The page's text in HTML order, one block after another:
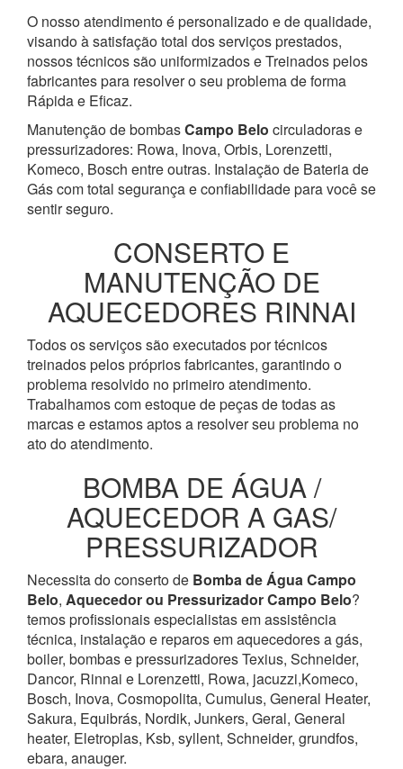
O nosso atendimento é personalizado e de qualidade,
visando à satisfação total dos serviços prestados,
nossos técnicos são uniformizados e Treinados pelos
fabricantes para resolver o seu problema de forma
Rápida e Eficaz.
Manutenção de bombasCampo Belo circuladoras e
pressurizadores: Rowa, Inova, Orbis, Lorenzetti,
Komeco, Bosch entre outras. Instalação de Bateria de
Gás com total segurança e confiabilidade para você se
sentir seguro.
CONSERTO E
MANUTENÇÃO DE
AQUECEDORES RINNAI
Todos os serviços são executados por técnicos
treinados pelos próprios fabricantes, garantindo o
problema resolvido no primeiro atendimento.
Trabalhamos com estoque de peças de todas as
marcas e estamos aptos a resolver seu problema no
ato do atendimento.
BOMBA DE ÁGUA /
AQUECEDOR A GAS/
PRESSURIZADOR
Necessita do conserto de Bomba de ÁguaCampo
Belo, Aquecedor ou PressurizadorCampo Belo?
temos profissionais especialistas em assistência
técnica, instalação e reparos em aquecedores a gás,
boiler, bombas e pressurizadores Texius, Schneider,
Dancor, Rinnai e Lorenzetti, Rowa, jacuzzi,Komeco,
Bosch, Inova, Cosmopolita, Cumulus, General Heater,
Sakura, Equibrás, Nordik, Junkers, Geral, General
heater, Eletroplas, Ksb, syllent, Schneider, grundfos,
ebara, anauger.